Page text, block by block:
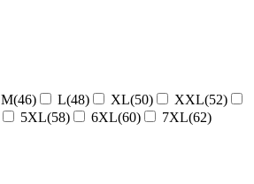
M(46) L(48) XL(50)
XXL(52)
5XL(58) 6XL(60) 7XL(62)